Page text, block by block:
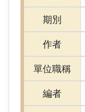
期別
作者
單位職稱
編者